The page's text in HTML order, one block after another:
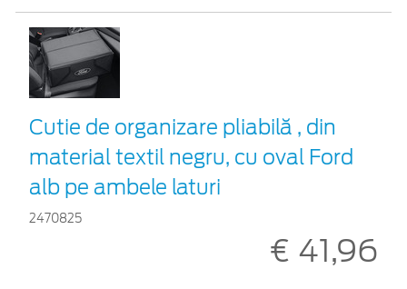
Cutie de organizare pliabilă , din
material textil negru, cu oval Ford
alb pe ambele laturi
2470825
€ 41,96